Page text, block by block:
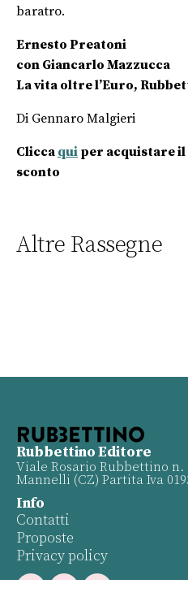
baratro.
Ernesto Preatoni
con Giancarlo Mazzucca
La vita oltre l’Euro,
Di Gennaro Malgieri
Clicca qui per acquistare il
sconto
Altre Rassegne
Rubbettino Editore
Viale Rosario Rubbettino n.
Mannelli (CZ) Partita Iva
Info
Contatti
Proposte
Privacy policy